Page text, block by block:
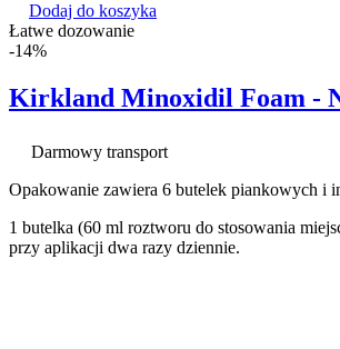
Dodaj do koszyka
Łatwe dozowanie
-14%
Kirkland Minoxidil Foam -
Darmowy transport
Opakowanie zawiera 6 butelek piankowych i
1 butelka (60 ml roztworu do stosowania
przy aplikacji dwa razy dziennie.